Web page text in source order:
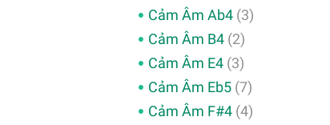
Cảm Âm Ab4(3)
Cảm Âm B4(2)
Cảm Âm E4(3)
Cảm Âm Eb5(7)
Cảm Âm F#4(4)